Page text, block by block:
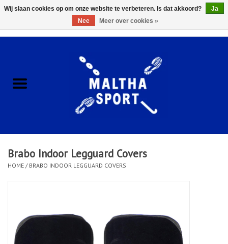
ACCESSOIRES/HARDWARE
KLEDING
CLUBSHOPS
Afspraak Loop Analyse
Brabo Indoor Legguard Covers
HOME / BRABO INDOOR LEGGUARD COVERS
Wij slaan cookies op om onze website te verbeteren. Is dat akkoord?
Ja
Nee
Meer over cookies »